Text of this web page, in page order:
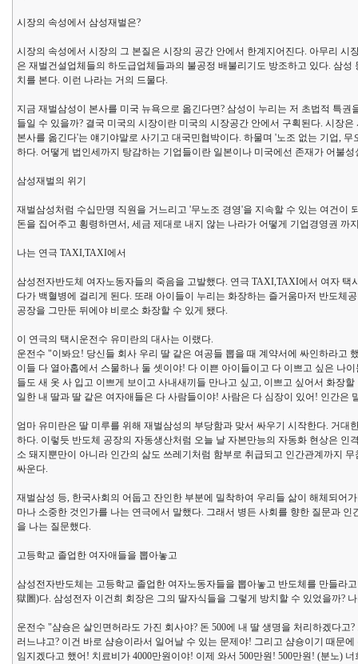
시장의 속성에서 삼성재벌은?
시장의 속성에서 시장의 그 본질은 시장의 공간 안에서 한계지어진다. 아무리 시
은 재벌건설업체들의 하도급업체들과의 불공정 배불리기도 방조하고 있다. 삼
치를 본다. 이런 나라는 거의 드물다.
지금 재벌삼성이 본사를 미국 뉴욕으로 옮긴다면? 삼성이 누리는 저 초법적 특
들일 수 있을까? 결국 미국의 시장이란 미국의 시장공간 안에서 구획된다. 시장
본사를 옮긴다'는 얘기야말로 사기고 대국민협박이다. 하물며 '노조 없는 기업,
하다. 어떻게 법인세까지 탕감하는 기업들이란 일본이나 미국에선 존재가 어불성
삼성재벌의 위기
재벌삼성처럼 수십만명 직원을 거느리고 '무노조 경영'을 지속할 수 있는 여건이
돈을 집어주고 횡령하면서, 세금 제대로 내지 않는 나라가 어떻게 기업경영권
나는 연극 TAXI,TAXI에서
삼성전자반도체 여자노동자들의 죽음을 고발했다. 연극 TAXI,TAXI에서 여자
다가 백혈병에 걸리게 된다. 또래 아이들이 누리는 화장하는 즐거움마저 반도체
공장을 그만둔 뒤에야 비로소 화장할 수 있게 됐다.
이 연극의 택시운전수 유미란의 대사는 이랬다.
운전수 "이봐요! 당신들 회사 우리 딸 같은 여공들 뽑을 때 계약서에 싸인하라고
이들 다 열아홉에서 스물하나 둘 셋이야! 다 이쁜 아이들이고 다 이쁘고 싶은 나
들도 새 옷 사 입고 이쁘게 보이고 사내새끼들 만나고 싶고, 이쁘고 싶어서 화장
일한 내 딸과 딸 같은 여자애들은 다 사람들이야! 사람은 다 심장이 있어! 인간은
엄마 유미란은 딸 미루를 위해 재벌삼성의 부당함과 맞서 싸우기 시작한다. 거
하다. 이렇듯 반도체 공장의 자동생산처럼 오늘 날 자본만능의 자동화 현상은
소 돼지뿐만이 아니라 인간의 삶도 쓰레기처럼 함부로 취급되고 인간관계까지
싸운다.
재벌삼성 등, 한국사회의 어둡고 잔인한 부분에 밀착하여 우리들 삶이 해체되어
마나 소중한 것인가를 나는 연극에서 말했다. 그래서 병든 사회를 향한 질문과
을 나는 질문했다.
고등학교 졸업한 여자애들을 뽑아놓고
삼성전자반도체는 고등학교 졸업한 여자노동자들을 뽑아놓고 반도체를 만들라
獄圖)다. 삼성전자 이건희 회장은 그의 딸자식들을 그렇게 방치할 수 있었을까?
운전수 "샴숑은 살인면허라도 가진 회사야? 돈 500에 내 딸 생명을 처리하겠다
러느냐고? 이건 바로 샴숑이라서 일어날 수 있는 문제야! 그리고 샴숑이기 때문
임지겠다고 했어! 치료비가 4000만원이야! 이제 와서 500만원! 500만원! (분노)